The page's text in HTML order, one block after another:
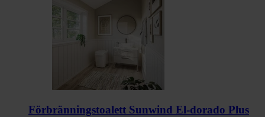
Förbränningstoalett Sunwind El-dorado Plus